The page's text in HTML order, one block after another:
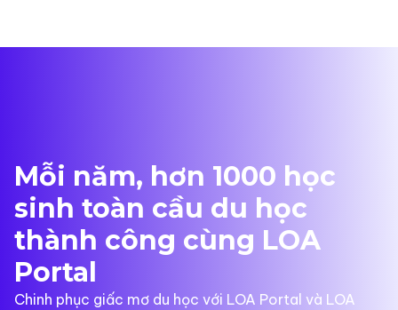
Mỗi năm, hơn 1000 học
sinh toàn cầu du học
thành công cùng LOA
Portal
Chinh phục giấc mơ du học với LOA Portal và LOA